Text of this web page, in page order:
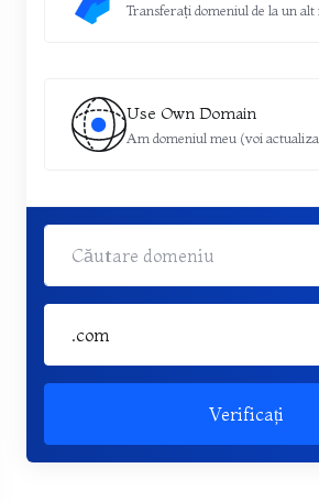
Transferați domeniul de la un
Use Own Domain
Am domeniul meu (voi
.com
Verificați